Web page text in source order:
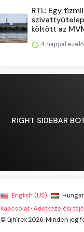
RTL: Egy
költött az
4 nappal
RIGHT SIDEBAR
English (US) ·
Kapcsolat ·Adatkezelési
© újhírek 2026. Minden jog